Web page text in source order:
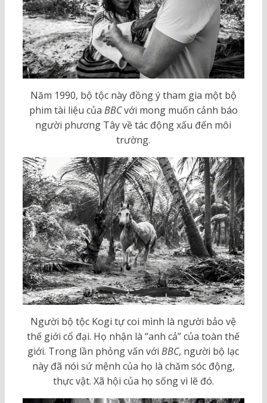
Năm 1990, bộ tộc này đồng ý tham gia một bộ
phim tài liệu của BBCvới mong muốn cảnh báo
người phương Tây về tác động xấu đến môi
trường.
Người bộ tộc Kogi tự coi mình là người bảo vệ
thế giới cổ đại. Họ nhận là “anh cả” của toàn thế
giới. Trong lần phỏng vấn với BBC, người bộ lạc
này đã nói sứ mệnh của họ là chăm sóc động,
thực vật. Xã hội của họ sống vì lẽ đó.